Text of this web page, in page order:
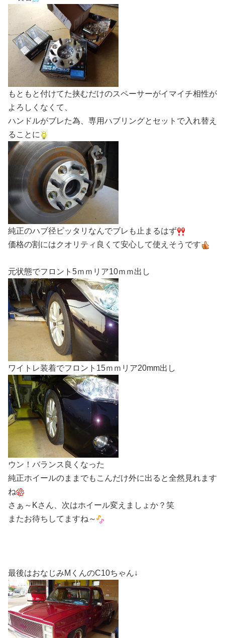
もともと付けてた挟むだけのスペーサーがイマイチ相性が
よろしくなくて、
ハンドルがブレた為、専用ハブリングとセットで入れ替え
ることに
純正のハブ径ピッタリなんでブレも止まるはず
価格の割にはクオリティ良くて安心して使えそうです
元状態でフロント5ｍｍリア10ｍｍ出し
ワイトレ装着でフロント15ｍｍリア20mm出し
ウン！バランス良くなった
純正ホイールのままでもこんだけ外に出ると全然見れます
ね
さぁ～Kさん、次はホイール変えましょか？笑
またお待ちしてますね～
最後はおなじみMくんのC10ちゃん↓